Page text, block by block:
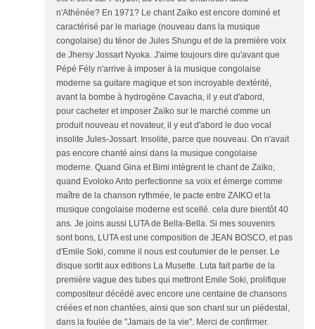
n'Athénée? En 1971? Le chant Zaïko est encore dominé et
caractérisé par le mariage (nouveau dans la musique
congolaise) du ténor de Jules Shungu et de la première voix
de Jhersy Jossart Nyoka. J'aime toujours dire qu'avant que
Pépé Fély n'arrive à imposer à la musique congolaise
moderne sa guitare magique et son incroyable dextérité,
avant la bombe à hydrogène Cavacha, il y eut d'abord,
pour cacheter et imposer Zaïko sur le marché comme un
produit nouveau et novateur, il y eut d'abord le duo vocal
insolite Jules-Jossart. Insolite, parce que nouveau. On n'avait
pas encore chanté ainsi dans la musique congolaise
moderne. Quand Gina et Bimi intègrent le chant de Zaïko,
quand Evoloko Anto perfectionne sa voix et émerge comme
maître de la chanson rythmée, le pacte entre ZAIKO et la
musique congolaise moderne est scellé. cela dure bientôt 40
ans. Je joins aussi LUTA de Bella-Bella. Si mes souvenirs
sont bons, LUTA est une composition de JEAN BOSCO, et pas
d'Emile Soki, comme il nous est coutumier de le penser. Le
disque sortit aux editions La Musette. Luta fait partie de la
première vague des tubes qui mettront Emile Soki, prolifique
compositeur décédé avec encore une centaine de chansons
créées et non chantées, ainsi que son chant sur un piédestal,
dans la foulée de "Jamais de la vie". Merci de confirmer.